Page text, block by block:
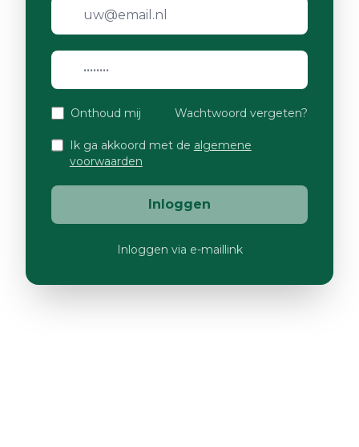
Onthoud mij Wachtwoord vergeten?
Ik ga akkoord met de algemene
voorwaarden
Inloggen
Inloggen via e-maillink